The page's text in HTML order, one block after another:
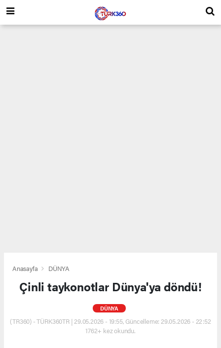
Anasayfa DÜNYA
Çinli taykonotlar Dünya'ya döndü!
DÜNYA
(TR360) - TÜRK360TR | 29.05.2026 - 19:55, Güncelleme: 29.05.2026 - 22:52
1762+ kez okundu.